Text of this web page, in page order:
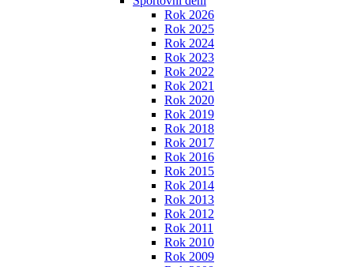
Rok 2026
Rok 2025
Rok 2024
Rok 2023
Rok 2022
Rok 2021
Rok 2020
Rok 2019
Rok 2018
Rok 2017
Rok 2016
Rok 2015
Rok 2014
Rok 2013
Rok 2012
Rok 2011
Rok 2010
Rok 2009